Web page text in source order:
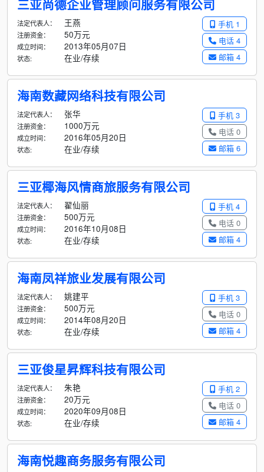
三亚尚德企业管理顾问服务有限公司
手机 1
电话 4
邮箱 4
法定代表人： 王燕
注册资金： 50万元
成立时间： 2013年05月07日
状态: 在业/存续
海南数藏网络科技有限公司
手机 3
电话 0
邮箱 6
法定代表人： 张华
注册资金： 1000万元
成立时间： 2016年05月20日
状态: 在业/存续
三亚椰海风情商旅服务有限公司
手机 4
电话 0
邮箱 4
法定代表人： 翟仙丽
注册资金： 500万元
成立时间： 2016年10月08日
状态: 在业/存续
海南凤祥旅业发展有限公司
手机 3
电话 0
邮箱 4
法定代表人： 姚建平
注册资金： 500万元
成立时间： 2014年08月20日
状态: 在业/存续
三亚俊星昇辉科技有限公司
手机 2
电话 0
邮箱 4
法定代表人： 朱艳
注册资金： 20万元
成立时间： 2020年09月08日
状态: 在业/存续
海南悦趣商务服务有限公司